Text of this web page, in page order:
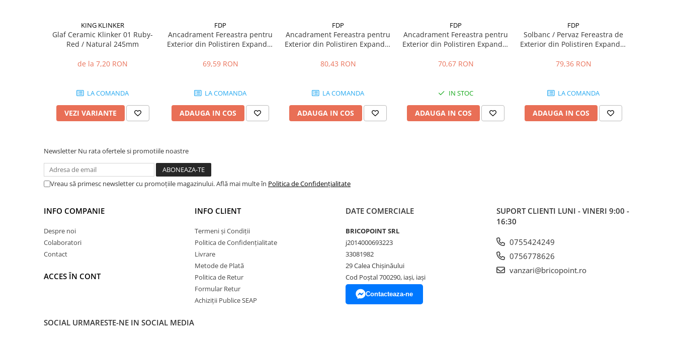
Amorse și Promotori de Aderență
Stabilizare Suport
Mortare Speciale
Ancadramente Uși și Ferestre
Solbancuri / Pervaze
Termosistem Decorativ
Brâuri Decorative
Accesorii Montaj
KING KLINKER
Glaf Ceramic Klinker 01 Ruby-
Red / Natural 245mm
de la 7,20 RON
LA COMANDA
VEZI VARIANTE
FDP
Ancadrament Fereastra pentru
Exterior din Polistiren Expandat
x L 30mm, Lungime 2 m
69,59 RON
LA COMANDA
ADAUGA IN COS
FDP
Ancadrament Fereastra pentru
Exterior din Polistiren Expandat
x L 50mm, Lungime 2 m
80,43 RON
LA COMANDA
ADAUGA IN COS
FDP
Ancadrament Fereastra pentru
Exterior din Polistiren Expandat
x L 40mm, Lungime 2m
70,67 RON
IN STOC
ADAUGA IN COS
FDP
Solbanc / Pervaz Fereastra de
Exterior din Polistiren Expandat
x 70mm, Lungime 2m
79,36 RON
LA COMANDA
ADAUGA IN COS
Newsletter Nu rata ofertele si promotiile noastre
Vreau să primesc newsletter cu promoțiile magazinului. Află mai multe în Politica de Confidențialitate
INFO COMPANIE
Despre noi
Colaboratori
Contact
ACCES ÎN CONT
INFO CLIENT
Termeni și Condiții
Politica de Confidențialitate
Livrare
Metode de Plată
Politica de Retur
Formular Retur
Achiziții Publice SEAP
DATE COMERCIALE
BRICOPOINT SRL
j2014000693223
33081982
29 Calea Chișinăului
Cod Poștal 700290, iași, iași
Contacteaza-ne
SUPORT CLIENTI LUNI - VINERI 9:00 -
16:30
0755424249
0756778626
vanzari@bricopoint.ro
SOCIAL URMARESTE-NE IN SOCIAL MEDIA